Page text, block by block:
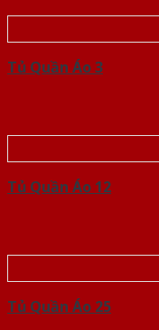
Tủ Quần Áo 3
Tủ Quần Áo 12
Tủ Quần Áo 25